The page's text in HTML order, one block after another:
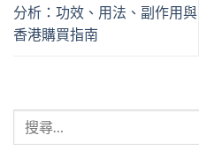
分析：功效、用法、副作用與
香港購買指南